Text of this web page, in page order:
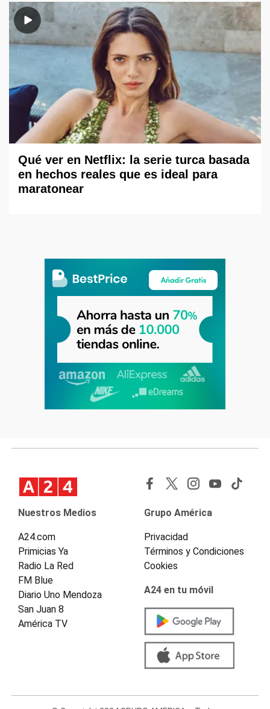
Qué ver en Netflix: la serie turca basada
en hechos reales que es ideal para
maratonear
Nuestros Medios
A24.com
Primicias Ya
Radio La Red
FM Blue
Diario Uno Mendoza
San Juan 8
América TV
Grupo América
Privacidad
Términos y Condiciones
Cookies
A24 en tu móvil